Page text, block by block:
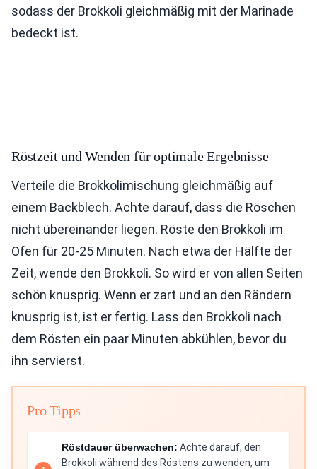
sodass der Brokkoli gleichmäßig mit der Marinade
bedeckt ist.
Röstzeit und Wenden für optimale Ergebnisse
Verteile die Brokkolimischung gleichmäßig auf
einem Backblech. Achte darauf, dass die Röschen
nicht übereinander liegen. Röste den Brokkoli im
Ofen für 20-25 Minuten. Nach etwa der Hälfte der
Zeit, wende den Brokkoli. So wird er von allen Seiten
schön knusprig. Wenn er zart und an den Rändern
knusprig ist, ist er fertig. Lass den Brokkoli nach
dem Rösten ein paar Minuten abkühlen, bevor du
ihn servierst.
Pro Tipps
Röstdauer überwachen: Achte darauf, den
Brokkoli während des Röstens zu wenden, um